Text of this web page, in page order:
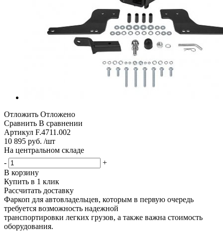
Отложить Отложено
Сравнить В сравнении
Артикул F.4711.002
10 895 руб. /шт
На центральном складе
-
+
В корзину
Купить в 1 клик
Рассчитать доставку
Фаркоп для автовладельцев, которым в первую очередь
требуется возможность надежной
транспортировки легких грузов, а также важна стоимость
оборудования.